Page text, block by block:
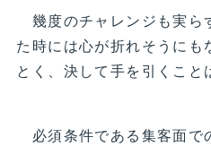
幾度のチャレンジも実ら
た時には心が折れそうに
とく、決して手を引くこと
必須条件である集客面で